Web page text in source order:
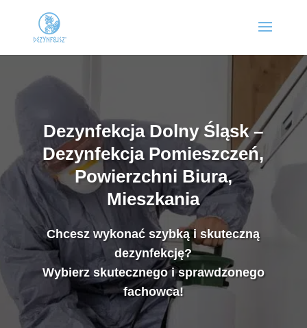
Dezynfekcja Dolny Śląsk –
Dezynfekcja Pomieszczeń,
Powierzchni Biura,
Mieszkania
Chcesz wykonać szybką i skuteczną
dezynfekcję?
Wybierz skutecznego i sprawdzonego
fachowca!